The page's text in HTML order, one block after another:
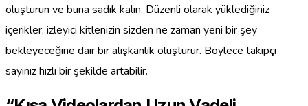
oluşturun ve buna sadık kalın. Düzenli olarak yüklediğiniz
içerikler, izleyici kitlenizin sizden ne zaman yeni bir şey
bekleyeceğine dair bir alışkanlık oluşturur. Böylece takipçi
sayınız hızlı bir şekilde artabilir.